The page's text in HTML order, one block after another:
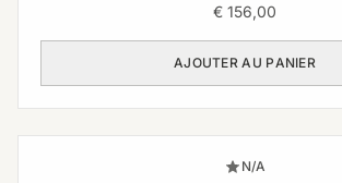
€ 156,00
AJOUTER AU PANIER
N/A